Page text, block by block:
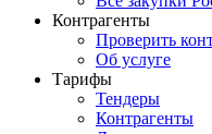
Контрагенты
Проверить
Об услуге
Тарифы
Тендеры
Контрагенты